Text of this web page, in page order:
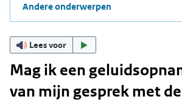
Andere onderwerpen
Lees voor
Mag ik een
van mijn gesprek met de